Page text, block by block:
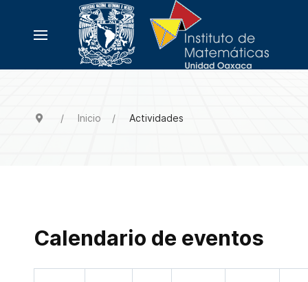
Inicio Actividades
Calendario de eventos